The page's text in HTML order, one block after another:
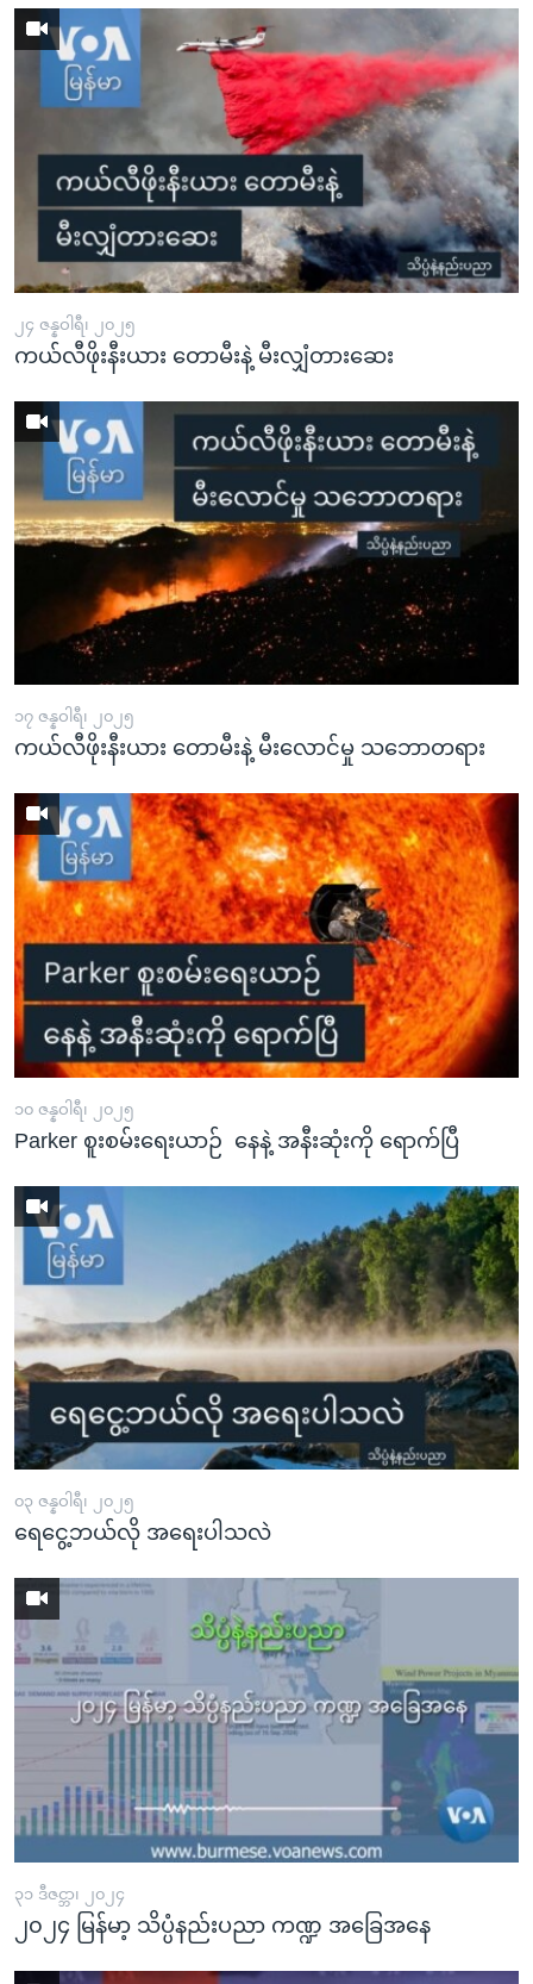
၂၄ ဇန္နဝါရီ၊ ၂၀၂၅
ကယ်လီဖိုးနီးယား တောမီးနဲ့ မီးလျှံတားဆေး
၁၇ ဇန္နဝါရီ၊ ၂၀၂၅
ကယ်လီဖိုးနီးယား တောမီးနဲ့ မီးလောင်မှု သဘောတရား
၁၀ ဇန္နဝါရီ၊ ၂၀၂၅
Parker စူးစမ်းရေးယာဉ် နေနဲ့ အနီးဆုံးကို ရောက်ပြီ
၀၃ ဇန္နဝါရီ၊ ၂၀၂၅
ရေငွေ့ဘယ်လို အရေးပါသလဲ
၃၁ ဒီဇင္ဘာ၊ ၂၀၂၄
၂၀၂၄ မြန်မာ့ သိပ္ပံနည်းပညာ ကဏ္ဍ အခြေအနေ